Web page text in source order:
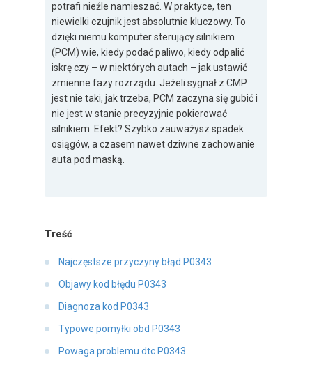
potrafi nieźle namieszać. W praktyce, ten
niewielki czujnik jest absolutnie kluczowy. To
dzięki niemu komputer sterujący silnikiem
(PCM) wie, kiedy podać paliwo, kiedy odpalić
iskrę czy – w niektórych autach – jak ustawić
zmienne fazy rozrządu. Jeżeli sygnał z CMP
jest nie taki, jak trzeba, PCM zaczyna się gubić i
nie jest w stanie precyzyjnie pokierować
silnikiem. Efekt? Szybko zauważysz spadek
osiągów, a czasem nawet dziwne zachowanie
auta pod maską.
Treść
Najczęstsze przyczyny błąd P0343
Objawy kod błędu P0343
Diagnoza kod P0343
Typowe pomyłki obd P0343
Powaga problemu dtc P0343